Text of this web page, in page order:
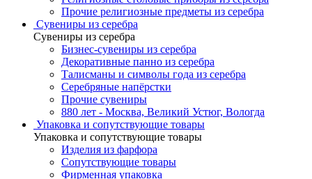
Прочие религиозные предметы из серебра
Сувениры из серебра
Сувениры из серебра
Бизнес-сувениры из серебра
Декоративные панно из серебра
Талисманы и символы года из серебра
Серебряные напёрстки
Прочие сувениры
880 лет - Москва, Великий Устюг, Вологда
Упаковка и сопутствующие товары
Упаковка и сопутствующие товары
Изделия из фарфора
Сопутствующие товары
Фирменная упаковка